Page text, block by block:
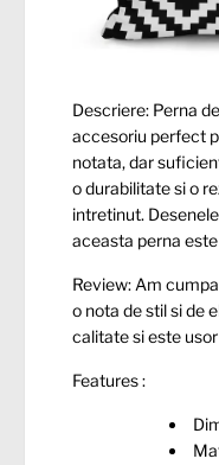
Descriere: Perna
accesoriu perfect
notata, dar
o durabilitate si o
intretinut.
aceasta perna
Review: Am
o nota de stil si de
calitate si este
Features :